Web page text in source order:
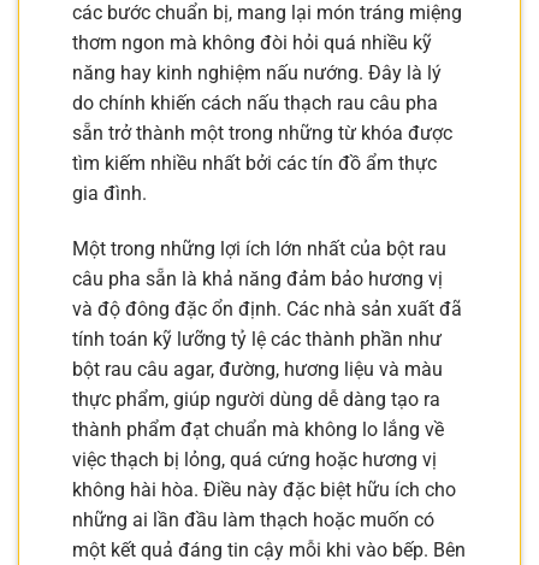
các bước chuẩn bị, mang lại món tráng miệng
thơm ngon mà không đòi hỏi quá nhiều kỹ
năng hay kinh nghiệm nấu nướng. Đây là lý
do chính khiến cách nấu thạch rau câu pha
sẵn trở thành một trong những từ khóa được
tìm kiếm nhiều nhất bởi các tín đồ ẩm thực
gia đình.
Một trong những lợi ích lớn nhất của bột rau
câu pha sẵn là khả năng đảm bảo hương vị
và độ đông đặc ổn định. Các nhà sản xuất đã
tính toán kỹ lưỡng tỷ lệ các thành phần như
bột rau câu agar, đường, hương liệu và màu
thực phẩm, giúp người dùng dễ dàng tạo ra
thành phẩm đạt chuẩn mà không lo lắng về
việc thạch bị lỏng, quá cứng hoặc hương vị
không hài hòa. Điều này đặc biệt hữu ích cho
những ai lần đầu làm thạch hoặc muốn có
một kết quả đáng tin cậy mỗi khi vào bếp. Bên